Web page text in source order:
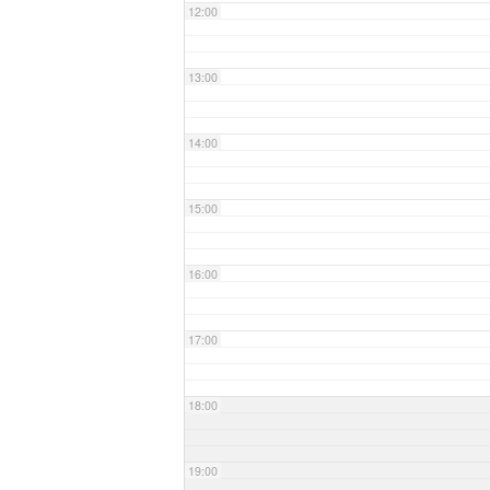
12:00
13:00
14:00
15:00
16:00
17:00
18:00
19:00